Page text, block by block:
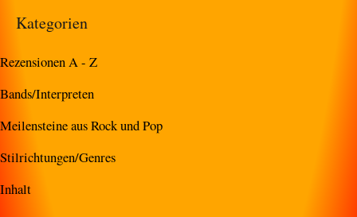
Kategorien
Rezensionen A - Z
Bands/Interpreten
Meilensteine aus Rock und Pop
Stilrichtungen/Genres
Inhalt